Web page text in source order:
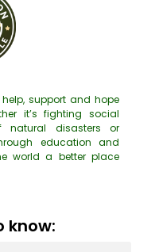
support and hope
it’s fighting social
natural disasters or
education and
world a better place
know: